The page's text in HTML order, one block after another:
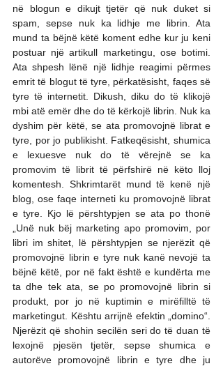
në blogun e dikujt tjetër që nuk duket si
spam, sepse nuk ka lidhje me librin. Ata
mund ta bëjnë këtë koment edhe kur ju keni
postuar një artikull marketingu, ose botimi.
Ata shpesh lënë një lidhje reagimi përmes
emrit të blogut të tyre, përkatësisht, faqes së
tyre të internetit. Dikush, diku do të klikojë
mbi atë emër dhe do të kërkojë librin. Nuk ka
dyshim për këtë, se ata promovojnë librat e
tyre, por jo publikisht. Fatkeqësisht, shumica
e lexuesve nuk do të vërejnë se ka
promovim të librit të përfshirë në këto lloj
komentesh. Shkrimtarët mund të kenë një
blog, ose faqe interneti ku promovojnë librat
e tyre. Kjo lë përshtypjen se ata po thonë
„Unë nuk bëj marketing apo promovim, por
libri im shitet, lë përshtypjen se njerëzit që
promovojnë librin e tyre nuk kanë nevojë ta
bëjnë këtë, por në fakt është e kundërta me
ta dhe tek ata, se po promovojnë librin si
produkt, por jo në kuptimin e mirëfilltë të
marketingut. Kështu arrijnë efektin „domino“.
Njerëzit që shohin secilën seri do të duan të
lexojnë pjesën tjetër, sepse shumica e
autorëve promovojnë librin e tyre dhe ju